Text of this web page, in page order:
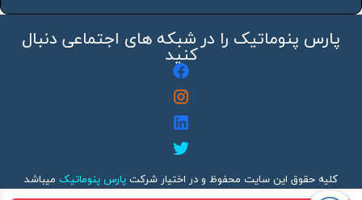
پارس پنوماتیک را در شبکه های اجتماعی دنبال
کنید
کلیه حقوق این سایت محفوظ و در اختیار شرکتپارس پنوماتیک میباشد